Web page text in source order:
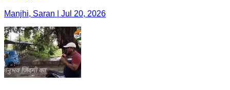
Manjhi, Saran | Jul 20, 2026